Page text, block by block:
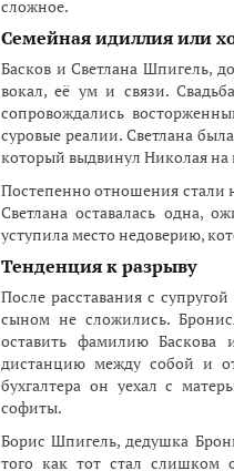
сложное.
Семейная идиллия или
Басков и Светлана Шпигель,
вокал, её ум и связи.
сопровождались
суровые реалии. Светлана
который выдвинул Николая на
Постепенно отношения стали
Светлана оставалась одна,
уступила место недоверию,
Тенденция к разрыву
После расставания с
сыном не сложились.
оставить фамилию
дистанцию между собой и
бухгалтера он уехал с
софиты.
Борис Шпигель, дедушка
того как тот стал слишком